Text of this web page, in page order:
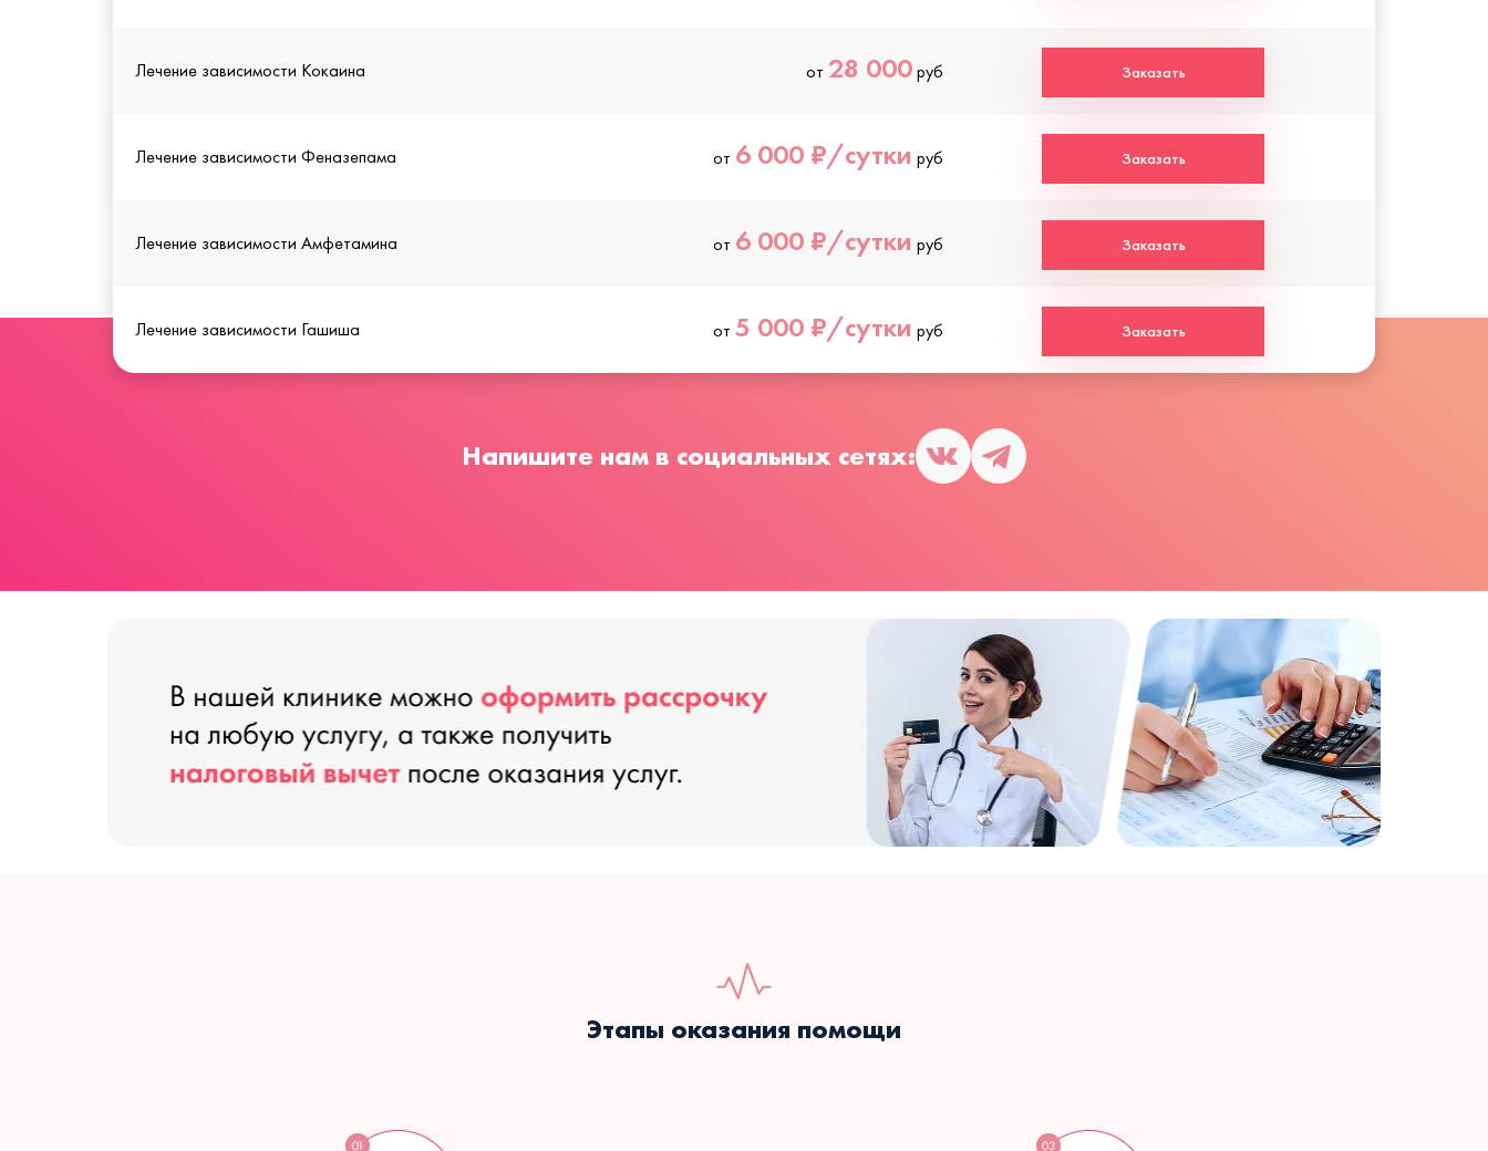
Лечение зависимости Кокаина от 28 000руб Заказать
Лечение зависимости Феназепама от 6 000 ₽/сутки руб Заказать
Лечение зависимости Амфетамина от 6 000 ₽/сутки руб Заказать
Лечение зависимости Гашиша от 5 000 ₽/сутки руб Заказать
Напишите нам в социальных сетях:
Этапы оказания помощи